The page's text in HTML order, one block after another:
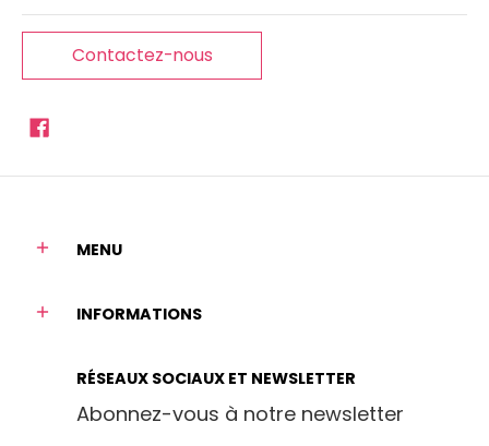
Contactez-nous
MENU
INFORMATIONS
RÉSEAUX SOCIAUX ET NEWSLETTER
Abonnez-vous à notre newsletter